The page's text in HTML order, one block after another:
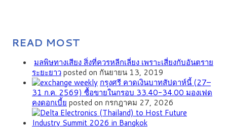
READ MOST
มลพิษทางเสียง สิ่งที่ควรหลีกเลี่ยง เพราะเสี่ยงกับอันตราย
ระยะยาวposted on กันยายน 13, 2019
กรุงศรี คาดเงินบาทสัปดาห์นี้ (27–
31 ก.ค. 2569) ซื้อขายในกรอบ 33.40-34.00 มองเฟด
คงดอกเบี้ย posted on กรกฎาคม 27, 2026